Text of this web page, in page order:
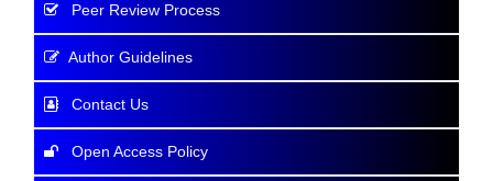
Peer Review Process
Author Guidelines
Contact Us
Open Access Policy